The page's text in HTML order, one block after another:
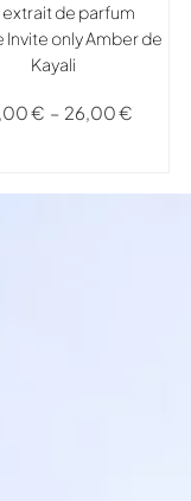
de parfum
Invite only Amber de
Kayali
€ – 26,00€